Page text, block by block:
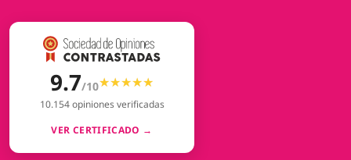
9.7/10★★★★★
★★★★★
10.154 opiniones verificadas
VER CERTIFICADO →